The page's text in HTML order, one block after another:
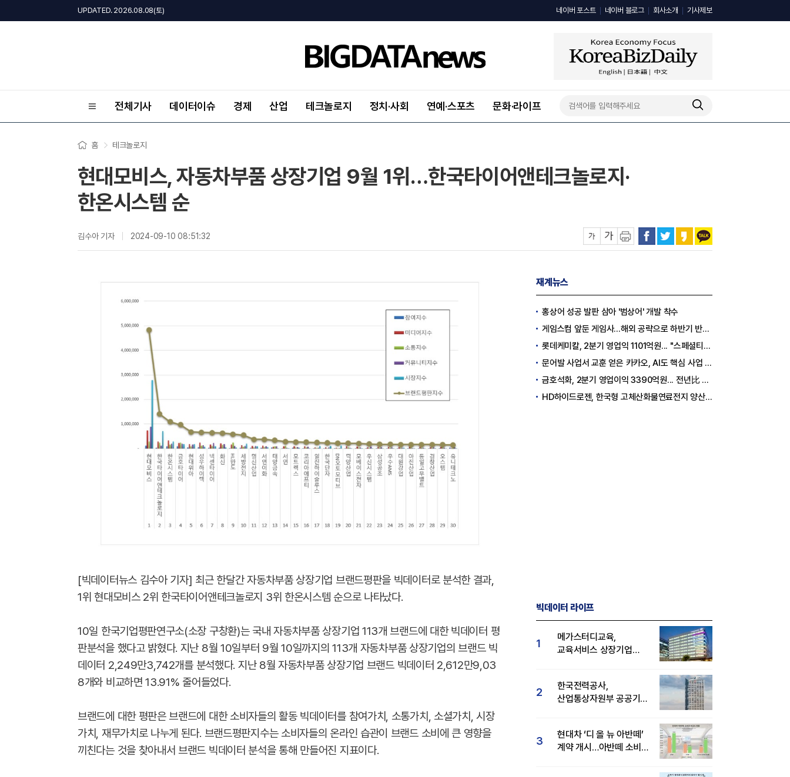
UPDATED. 2026.08.08(토) 네이버 포스트 네이버 블로그 회사소개 기사제보
전체기사 데이터이슈 경제 산업 테크놀로지 정치·사회 연예·스포츠 문화·라이프
홈 테크놀로지
현대모비스, 자동차부품 상장기업 9월 1위…한국타이어앤테크놀로지·
한온시스템 순
김수아 기자 2024-09-10 08:51:32
[빅데이터뉴스 김수아 기자] 최근 한달간 자동차부품 상장기업 브랜드평판을 빅데이터로 분석한 결과,
1위 현대모비스 2위 한국타이어앤테크놀로지 3위 한온시스템 순으로 나타났다.
10일 한국기업평판연구소(소장 구창환)는 국내 자동차부품 상장기업 113개 브랜드에 대한 빅데이터 평
판분석을 했다고 밝혔다. 지난 8월 10일부터 9월 10일까지의 113개 자동차부품 상장기업의 브랜드 빅
데이터 2,249만3,742개를 분석했다. 지난 8월 자동차부품 상장기업 브랜드 빅데이터 2,612만9,03
8개와 비교하면 13.91% 줄어들었다.
브랜드에 대한 평판은 브랜드에 대한 소비자들의 활동 빅데이터를 참여가치, 소통가치, 소셜가치, 시장
가치, 재무가치로 나누게 된다. 브랜드평판지수는 소비자들의 온라인 습관이 브랜드 소비에 큰 영향을
끼친다는 것을 찾아내서 브랜드 빅데이터 분석을 통해 만들어진 지표이다.
재계뉴스
홍상어 성공 발판 삼아 '범상어' 개발 착수
게임스컴 앞둔 게임사…해외 공략으로 하반기 반등 꾀한다
롯데케미칼, 2분기 영업익 1101억원... "스페셜티 전환 가속"
문어발 사업서 교훈 얻은 카카오, AI도 핵심 사업 '선택과 집중'
금호석화, 2분기 영업이익 3390억원... 전년比 419% 급증
HD하이드로젠, 한국형 고체산화물연료전지 양산체계 구축
빅데이터 라이프
1
메가스터디교육,
교육서비스 상장기업
2
한국전력공사,
산업통상자원부 공공기관
3
현대차 ‘디 올 뉴 아반떼’
계약 개시…아반떼 소비자